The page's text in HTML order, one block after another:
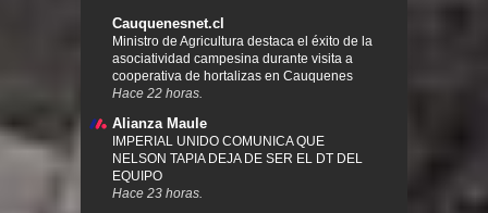
Cauquenesnet.cl
Ministro de Agricultura destaca el éxito de la
asociatividad campesina durante visita a
cooperativa de hortalizas en Cauquenes
Hace 22 horas.
Alianza Maule
IMPERIAL UNIDO COMUNICA QUE
NELSON TAPIA DEJA DE SER EL DT DEL
EQUIPO
Hace 23 horas.